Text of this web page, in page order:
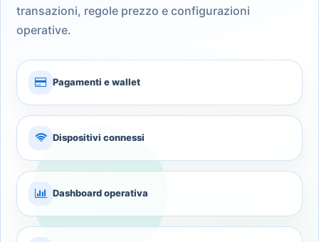
transazioni, regole prezzo e configurazioni
operative.
Pagamenti e wallet
Dispositivi connessi
Dashboard operativa